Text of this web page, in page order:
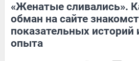
«Женатые сливались».
обман на сайте
показательных историй
опыта